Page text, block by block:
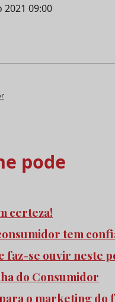
09:00
pode
certeza!
tem
faz-se ouvir neste
do Consumidor
o marketing do